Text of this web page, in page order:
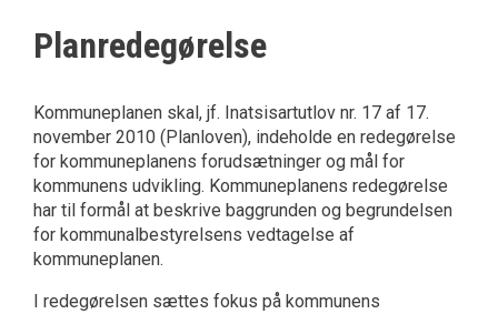
Planredegørelse
Kommuneplanen skal, jf. Inatsisartutlov nr. 17 af 17.
november 2010 (Planloven), indeholde en redegørelse
for kommuneplanens forudsætninger og mål for
kommunens udvikling. Kommuneplanens redegørelse
har til formål at beskrive baggrunden og begrundelsen
for kommunalbestyrelsens vedtagelse af
kommuneplanen.
I redegørelsen sættes fokus på kommunens